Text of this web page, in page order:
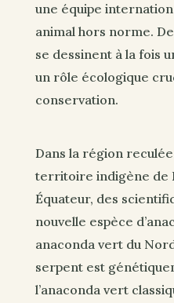
une équipe
animal hors norme.
se dessinent à la fois
un rôle écologique
conservation.
Dans la région
territoire indigène de
Équateur, des
nouvelle espèce
anaconda vert du
serpent est
l’anaconda vert